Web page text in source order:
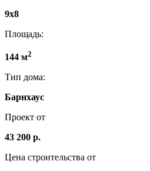
9х8
Площадь:
144 м2
Тип дома:
Барнхаус
Проект от
43 200 р.
Цена строительства от